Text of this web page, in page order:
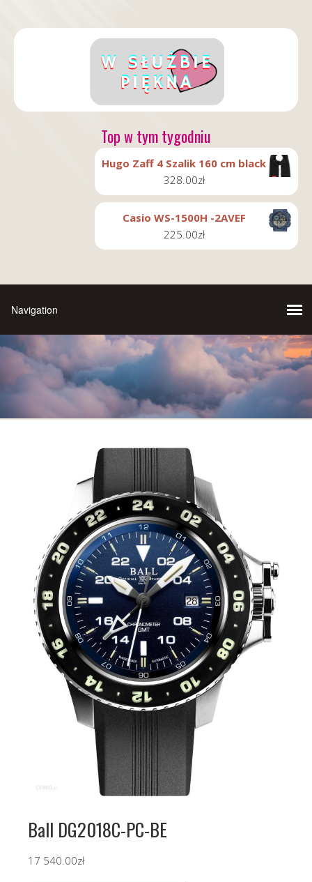
Top w tym tygodniu
Hugo Zaff 4 Szalik 160 cm black
328.00zł
Casio WS-1500H -2AVEF
225.00zł
Ball DG2018C-PC-BE
17 540.00zł